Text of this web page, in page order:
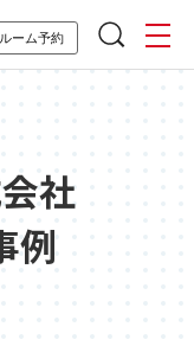
ーム予約
社
例